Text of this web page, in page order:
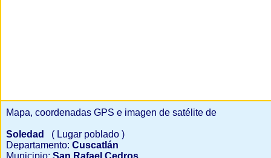
Mapa, coordenadas GPS e imagen de satélite de
Soledad
( Lugar poblado )
Departamento: Cuscatlán
Municipio: San Rafael Cedros